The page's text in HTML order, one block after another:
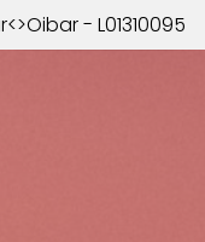
- L01310095